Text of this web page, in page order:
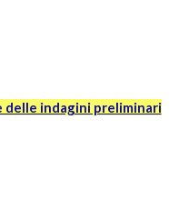
delle indagini preliminari